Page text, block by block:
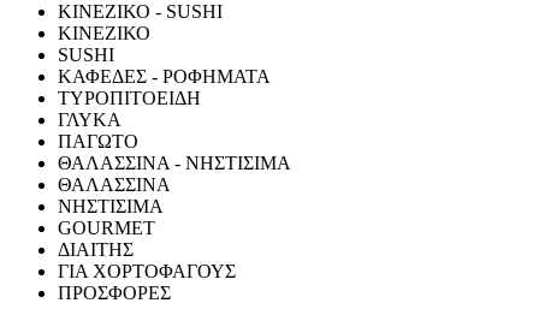
ΚΙΝΕΖΙΚΟ - SUSHI
ΚΙΝΕΖΙΚΟ
SUSHI
ΚΑΦΕΔΕΣ - ΡΟΦΗΜΑΤΑ
ΤΥΡΟΠΙΤΟΕΙΔΗ
ΓΛΥΚΑ
ΠΑΓΩΤΟ
ΘΑΛΑΣΣΙΝΑ - ΝΗΣΤΙΣΙΜΑ
ΘΑΛΑΣΣΙΝΑ
ΝΗΣΤΙΣΙΜΑ
GOURMET
ΔΙΑΙΤΗΣ
ΓΙΑ ΧΟΡΤΟΦΑΓΟΥΣ
ΠΡΟΣΦΟΡΕΣ